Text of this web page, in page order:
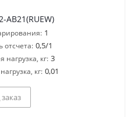
AB21(RUEW)
1
отсчета: 0,5/1
нагрузка, кг: 3
кг: 0,01